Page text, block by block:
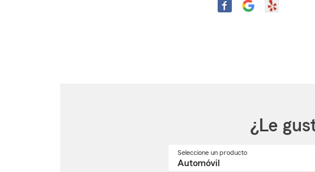
¿Le
Seleccione un productoSeleccione